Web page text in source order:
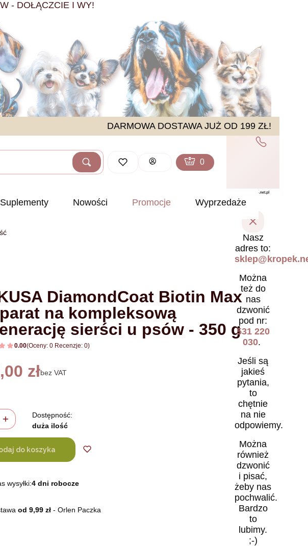
- DOŁĄCZCIE I WY!
DARMOWA DOSTAWA JUŻ OD 199 ZŁ!
WyczyśćSzukaj Zaloguj się
Produkty w koszyku: 0. Zobacz
Koszyk
Nasz
adres to:
Można
też do
nas
dzwonić
pod nr:
531 220
030.
Jeśli są
jakieś
pytania,
to
chętnie
na nie
odpowiemy.
Można
również
dzwonić
i pisać,
żeby nas
pochwalić.
Bardzo
to
lubimy.
;-)
Suplementy Nowości Promocje Wyprzedaże
DiamondCoat Biotin Max
na kompleksową
sierści u psów - 350 g
0.00(Oceny: 0 Recenzje: 0)
złbez VAT
Dostępność:
duża ilość
do koszyka
wysyłki:4 dni robocze
od 9,99 zł - Orlen Paczka